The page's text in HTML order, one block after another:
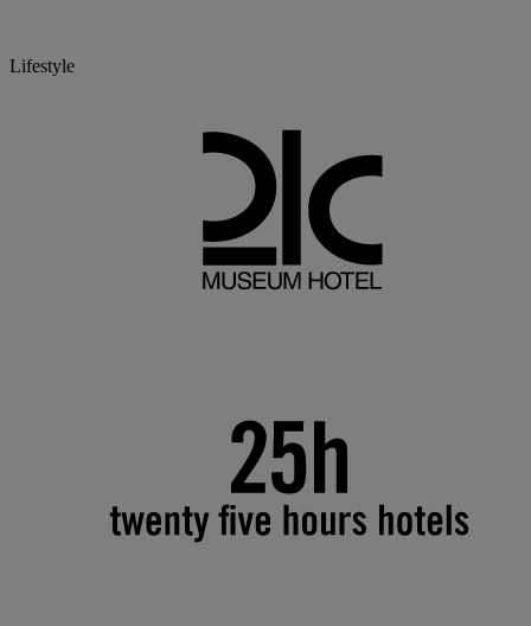
Lifestyle